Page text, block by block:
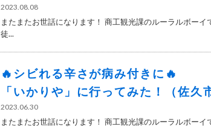
2023.08.08
またまたお世話になります！ 商工観光課のルーラルボー
徒...
🔥シビれる辛さが病み付きに🔥
「いかりや」に行ってみた！（佐久
2023.06.30
またまたお世話になります！ 商工観光課のルーラルボー